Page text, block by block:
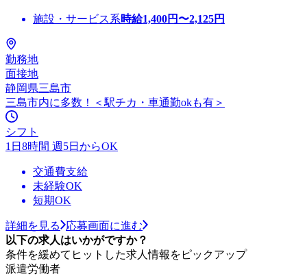
施設・サービス系時給1,400円〜2,125円
勤務地
面接地
静岡県三島市
三島市内に多数！＜駅チカ・車通勤okも有＞
シフト
1日8時間 週5日からOK
交通費支給
未経験OK
短期OK
詳細を見る
応募画面に進む
以下の求人はいかがですか？
条件を緩めてヒットした求人情報をピックアップ
派遣労働者